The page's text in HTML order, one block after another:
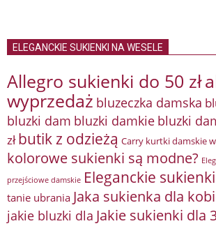
ELEGANCKIE SUKIENKI NA WESELE
Allegro sukienki do 50 zł
wyprzedaż bluzeczka damska
bluzki dam bluzki damkie bluzki
zł butik z odzieżą Carry kurtki damskie
kolorowe sukienki są modne?
przejściowe damskie Eleganckie
tanie ubrania Jaka sukienka dla
jakie bluzki dla Jakie sukienki dla